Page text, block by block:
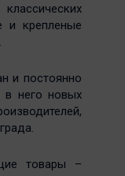
и крепленые
и постоянно
в него новых
товары –